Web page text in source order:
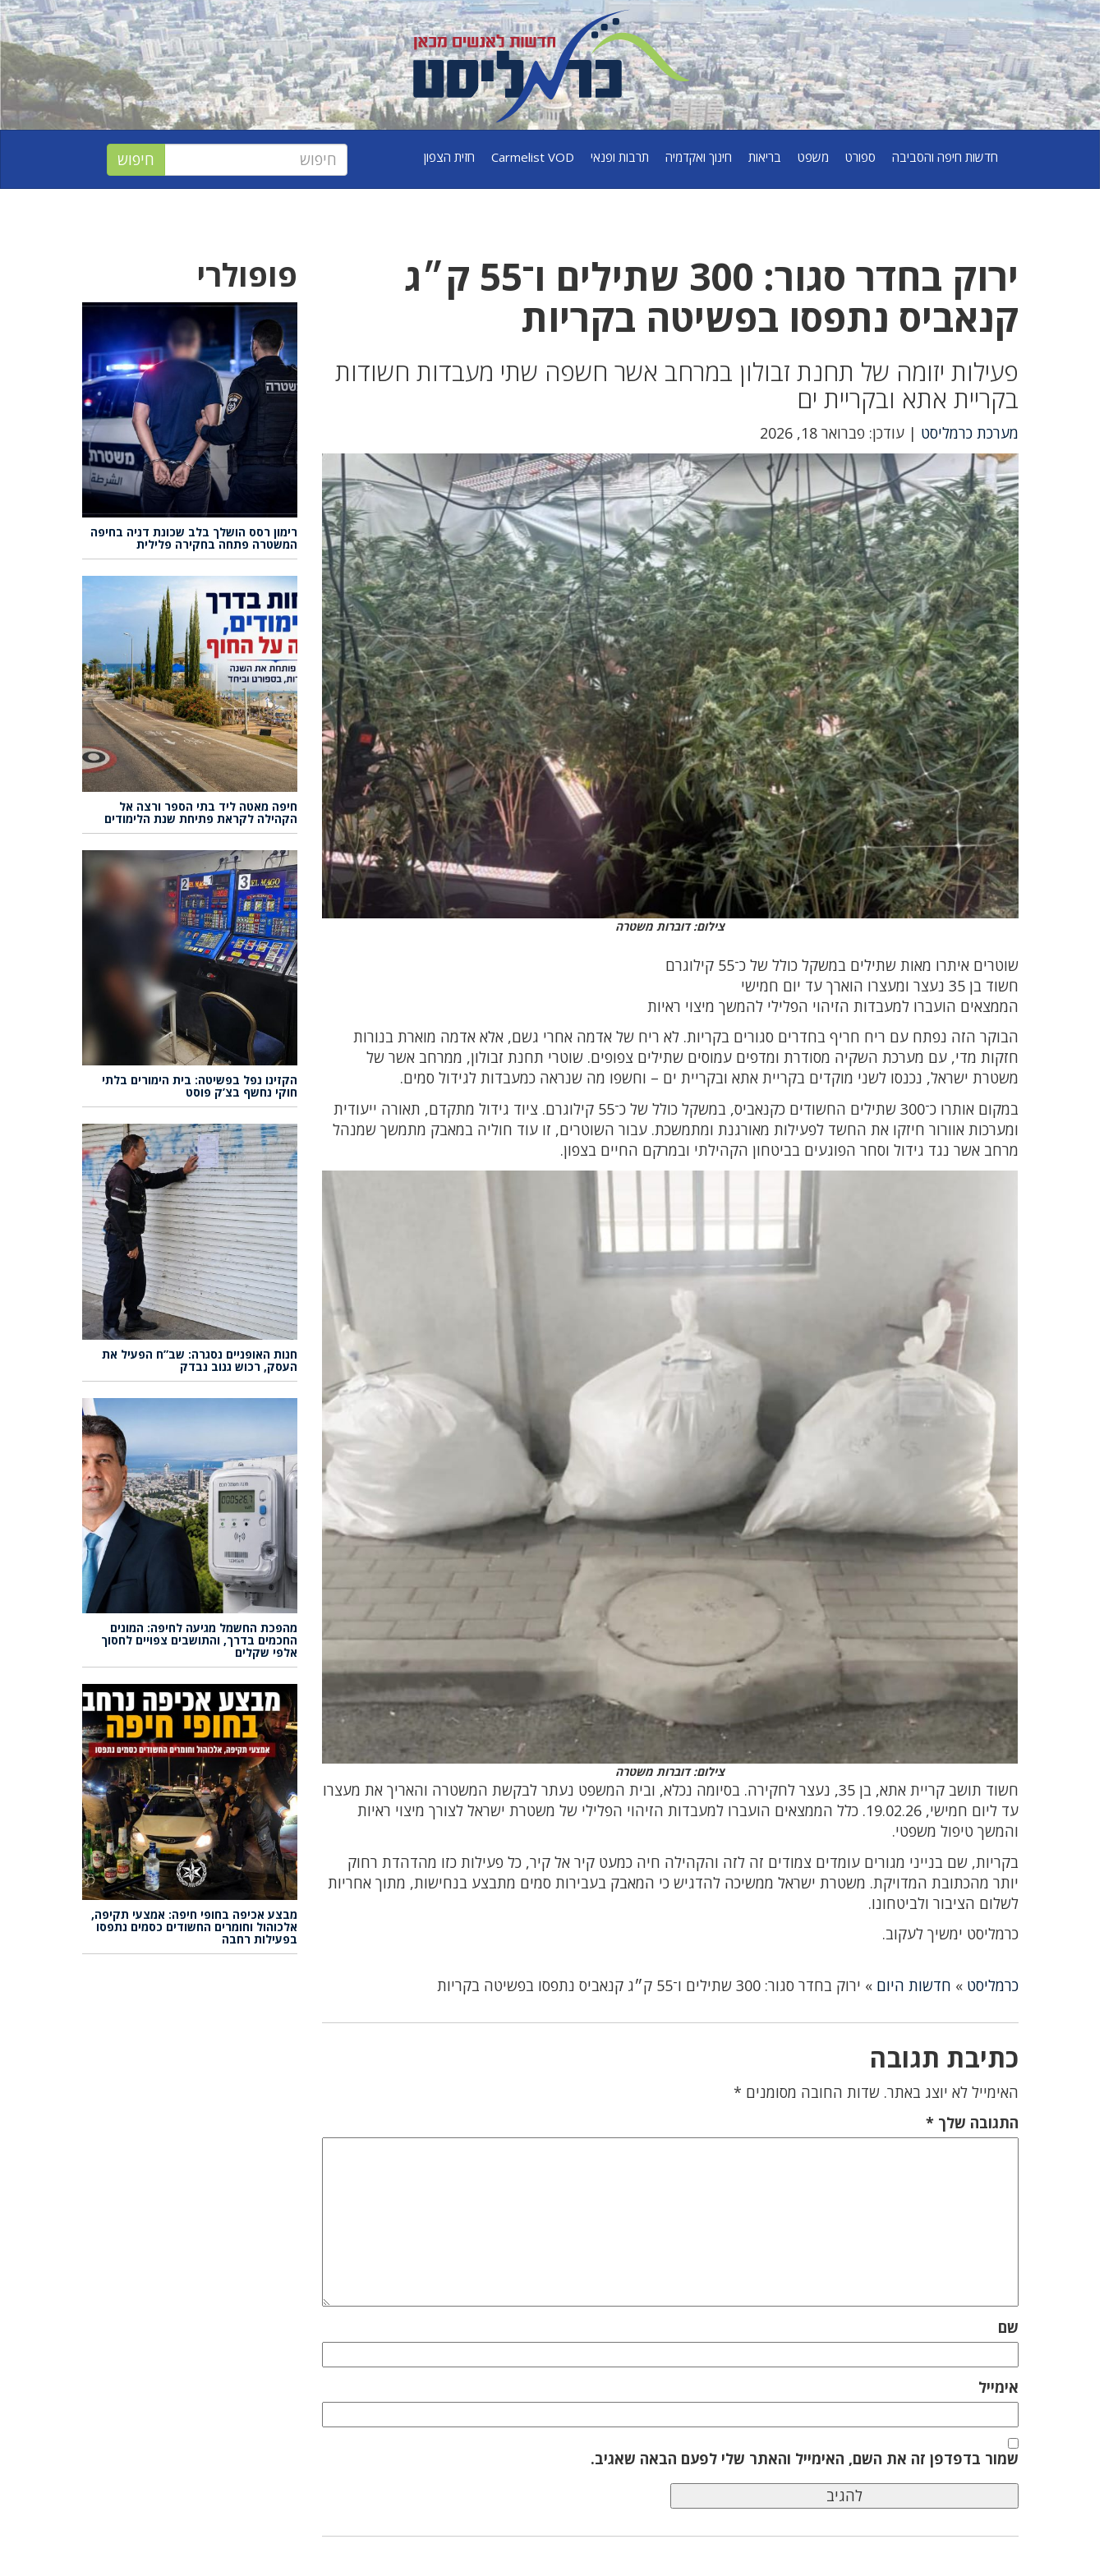
חדשות חיפה והסביבה ספורט משפט בריאות חינוך ואקדמיה תרבות ופנאי Carmelist VOD חזית הצפון
ירוק בחדר סגור: 300 שתילים ו־55 ק״ג
קנאביס נתפסו בפשיטה בקריות
פעילות יזומה של תחנת זבולון במרחב אשר חשפה שתי מעבדות חשודות
בקריית אתא ובקריית ים
מערכת כרמליסט | עודכן: פברואר 18, 2026
צילום: דוברות משטרה
שוטרים איתרו מאות שתילים במשקל כולל של כ־55 קילוגרם
חשוד בן 35 נעצר ומעצרו הוארך עד יום חמישי
הממצאים הועברו למעבדות הזיהוי הפלילי להמשך מיצוי ראיות
הבוקר הזה נפתח עם ריח חריף בחדרים סגורים בקריות. לא ריח של אדמה אחרי גשם, אלא אדמה מוארת בנורות
חזקות מדי, עם מערכת השקיה מסודרת ומדפים עמוסים שתילים צפופים. שוטרי תחנת זבולון, ממרחב אשר של
משטרת ישראל, נכנסו לשני מוקדים בקריית אתא ובקריית ים – וחשפו מה שנראה כמעבדות לגידול סמים.
במקום אותרו כ־300 שתילים החשודים כקנאביס, במשקל כולל של כ־55 קילוגרם. ציוד גידול מתקדם, תאורה ייעודית
ומערכות אוורור חיזקו את החשד לפעילות מאורגנת ומתמשכת. עבור השוטרים, זו עוד חוליה במאבק מתמשך שמנהל
מרחב אשר נגד גידול וסחר הפוגעים בביטחון הקהילתי ובמרקם החיים בצפון.
צילום: דוברות משטרה
חשוד תושב קריית אתא, בן 35, נעצר לחקירה. בסיומה נכלא, ובית המשפט נעתר לבקשת המשטרה והאריך את מעצרו
עד ליום חמישי, 19.02.26. כלל הממצאים הועברו למעבדות הזיהוי הפלילי של משטרת ישראל לצורך מיצוי ראיות
והמשך טיפול משפטי.
בקריות, שם בנייני מגורים עומדים צמודים זה לזה והקהילה חיה כמעט קיר אל קיר, כל פעילות כזו מהדהדת רחוק
יותר מהכתובת המדויקת. משטרת ישראל ממשיכה להדגיש כי המאבק בעבירות סמים מתבצע בנחישות, מתוך אחריות
לשלום הציבור ולביטחונו.
כרמליסט ימשיך לעקוב.
כרמליסט » חדשות היום » ירוק בחדר סגור: 300 שתילים ו־55 ק״ג קנאביס נתפסו בפשיטה בקריות
כתיבת תגובה
האימייל לא יוצג באתר. שדות החובה מסומנים *
התגובה שלך*
שם
אימייל
שמור בדפדפן זה את השם, האימייל והאתר שלי לפעם הבאה שאגיב.
פופולרי
רימון רסס הושלך בלב שכונת דניה בחיפה
המשטרה פתחה בחקירה פלילית
חיפה מאטה ליד בתי הספר ורצה אל
הקהילה לקראת פתיחת שנת הלימודים
הקזינו נפל בפשיטה: בית הימורים בלתי
חוקי נחשף בצ’ק פוסט
חנות האופניים נסגרה: שב”ח הפעיל את
העסק, רכוש גנוב נבדק
מהפכת החשמל מגיעה לחיפה: המונים
החכמים בדרך, והתושבים צפויים לחסוך
אלפי שקלים
מבצע אכיפה בחופי חיפה: אמצעי תקיפה,
אלכוהול וחומרים החשודים כסמים נתפסו
בפעילות רחבה